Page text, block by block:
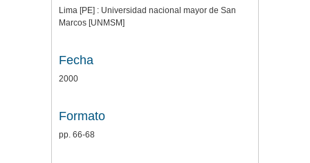
Lima [PE] : Universidad nacional mayor de San
Marcos [UNMSM]
Fecha
2000
Formato
pp. 66-68